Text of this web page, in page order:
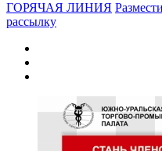
ГОРЯЧАЯ ЛИНИЯ
рассылку